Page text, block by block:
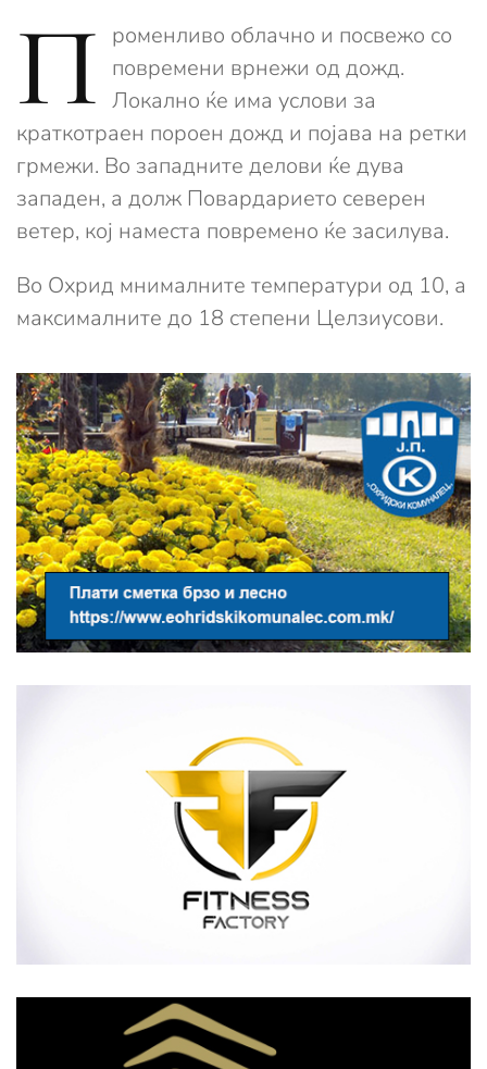
П роменливо облачно и посвежо со
повремени врнежи од дожд.
Локално ќе има услови за
краткотраен пороен дожд и појава на ретки
грмежи. Во западните делови ќе дува
западен, а долж Повардарието северен
ветер, кој наместа повремено ќе засилува.
Во Охрид мнималните температури од 10, а
максималните до 18 степени Целзиусови.